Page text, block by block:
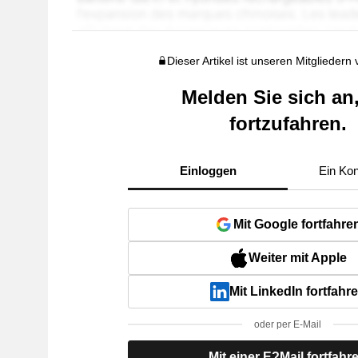
Dieser Artikel ist unseren Mitgliedern
Melden Sie sich
fortzufahren.
Einloggen Ein
Mit Google
Weiter mit Apple
Mit LinkedIn
oder per E-Mail